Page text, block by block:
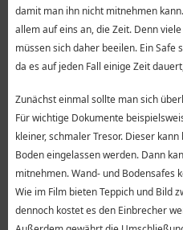
damit man ihn nicht mitnehmen
allem auf eins an, die Zeit. Denn
müssen sich daher beeilen. Ein Safe
da es auf jeden Fall einige Zeit
Zunächst einmal sollte man sich
Für wichtige Dokumente
kleiner, schmaler Tresor. Dieser
Boden eingelassen werden. Dann
mitnehmen. Wand- und Bodensafes
Wie im Film bieten Teppich und Bild
dennoch kostet es den Einbrecher